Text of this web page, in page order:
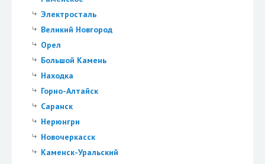
Электросталь
Великий Новгород
Орел
Большой Камень
Находка
Горно-Алтайск
Саранск
Нерюнгри
Новочеркасск
Каменск-Уральский